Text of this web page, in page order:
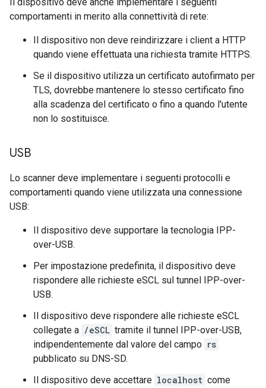
comportamenti in merito alla connettività di rete:
Il dispositivo non deve reindirizzare i client a HTTP
quando viene effettuata una richiesta tramite HTTPS.
Se il dispositivo utilizza un certificato autofirmato per
TLS, dovrebbe mantenere lo stesso certificato fino
alla scadenza del certificato o fino a quando l'utente
non lo sostituisce.
USB
Lo scanner deve implementare i seguenti protocolli e
comportamenti quando viene utilizzata una connessione
USB:
Il dispositivo deve supportare la tecnologia IPP-
over-USB.
Per impostazione predefinita, il dispositivo deve
rispondere alle richieste eSCL sul tunnel IPP-over-
USB.
Il dispositivo deve rispondere alle richieste eSCL
collegate a /eSCL tramite il tunnel IPP-over-USB,
indipendentemente dal valore del campo rs
pubblicato su DNS-SD.
Il dispositivo deve accettare localhost come